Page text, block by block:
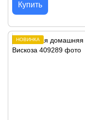
Купить
НОВИНКА